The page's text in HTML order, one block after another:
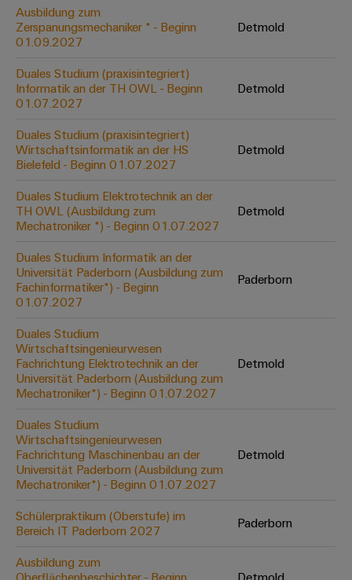
die
Prozessindustrie
Mehr
Ressourceneffizienz
durch
Schaltschrankbau
Lösungen
die
Herausforderungen
im
Schienenfahrzeuge
Moderne
und
Lösungen
für
klimafreundliche
Mobilitat
im
Schiffbau
Umfassende
Verbindungslösungen
für
maritime
Industrie
Wasseraufbereitung
Industrial
Service
Platform
easyConnect
Regler
Gerätehersteller
Leiterplattensteckverbinder
&
Leiterplattenklemmen
PCB
Connector
Services
Original
Equipment
Manufacturer
(OEM)
Engineering-
Visualisierungstools
Energiemessung
und
Smart
Metering
Weidmüller
Industrial
Remote
Access
Cloud-
Services
Industrial
Platform
easyConnect
Werkstatt
&
OCI-
EDI-
Schnittstelle
ALLE
SERVICES
Systemintegratoren
Messen
&
Globale
Messen
&
Events
Entwicklung
Unser
Ausbildung zum
Zerspanungsmechaniker * - Beginn
01.09.2027
Detmold
Duales Studium (praxisintegriert)
Informatik an der TH OWL - Beginn
01.07.2027
Detmold
Duales Studium (praxisintegriert)
Wirtschaftsinformatik an der HS
Bielefeld - Beginn 01.07.2027
Detmold
Duales Studium Elektrotechnik an der
TH OWL (Ausbildung zum
Mechatroniker *) - Beginn 01.07.2027
Detmold
Duales Studium Informatik an der
Universität Paderborn (Ausbildung zum
Fachinformatiker*) - Beginn
01.07.2027
Paderborn
Duales Studium
Wirtschaftsingenieurwesen
Fachrichtung Elektrotechnik an der
Universität Paderborn (Ausbildung zum
Mechatroniker*) - Beginn 01.07.2027
Detmold
Duales Studium
Wirtschaftsingenieurwesen
Fachrichtung Maschinenbau an der
Universität Paderborn (Ausbildung zum
Mechatroniker*) - Beginn 01.07.2027
Detmold
Schülerpraktikum (Oberstufe) im
Bereich IT Paderborn 2027
Paderborn
Ausbildung zum